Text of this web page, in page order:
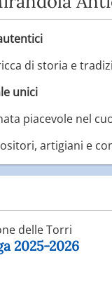
di storia e
unici
piacevole nel
artigiani e
delle Torri
2025-2026